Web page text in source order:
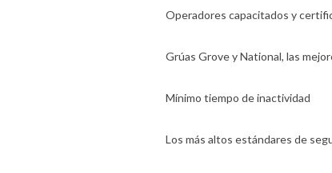
Operadores capacitados y
Grúas Grove y National, las
Mínimo tiempo de inactividad
Los más altos estándares de